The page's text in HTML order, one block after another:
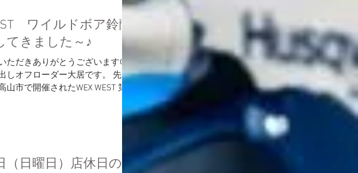
ワイルドボア鈴蘭
てきました～♪
ただきありがとうございます😆
しオフローダー大居です。 先
山市で開催されたWEX WEST 第7
子をまとめました！ （※写真は公
が撮影してくれたものです）...
（日曜日）店休日の